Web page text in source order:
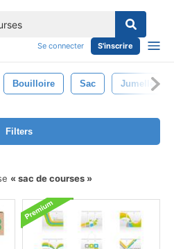
Se connecter S'inscrire
Bouilloire Sac Jumelles
Filters
sac de courses